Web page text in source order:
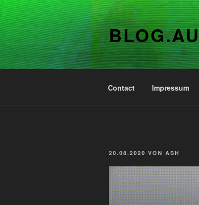
Zum
Inhalt
springen
Contact Impressum
VERÖFFENTLICHT
20.08.2020 VON ASH